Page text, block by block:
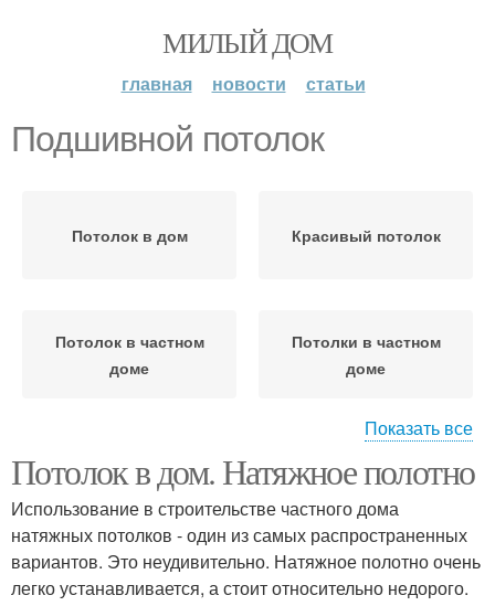
МИЛЫЙ ДОМ
главная новости статьи
Подшивной потолок
Потолок в дом Красивый потолок
Потолок в частном
доме
Потолки в частном
доме
Потолок в доме
доме
Настильный потолок Панельный потолок
Показать все
Потолок в дом. Натяжное полотно
Использование в строительстве частного дома
натяжных потолков - один из самых распространенных
вариантов. Это неудивительно. Натяжное полотно очень
легко устанавливается, а стоит относительно недорого.